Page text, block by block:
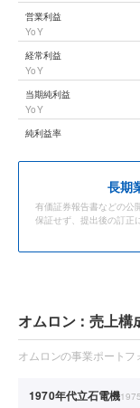
営業利益
YoY
経常利益
YoY
当期純利益
YoY
純利益率
長期
有価証券報告書などの公
保証せず、提出後の訂正
オムロン：売上構
オムロンの事業ポート
1970年代立石電機